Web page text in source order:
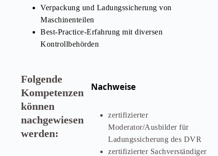
Verpackung und Ladungssicherung von
Maschinenteilen
Best-Practice-Erfahrung mit diversen
Kontrollbehörden
Folgende
Kompetenzen
können
nachgewiesen
werden:
Nachweise
zertifizierter
Moderator/Ausbilder für
Ladungssicherung des DVR
zertifizierter Sachverständiger